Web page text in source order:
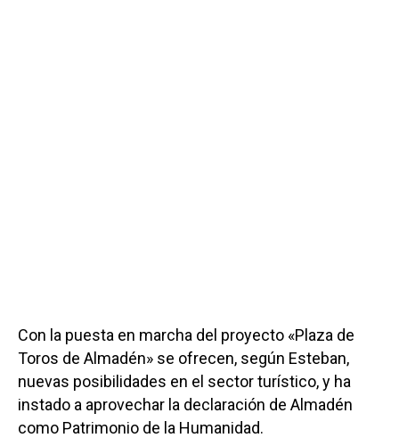
Con la puesta en marcha del proyecto «Plaza de
Toros de Almadén» se ofrecen, según Esteban,
nuevas posibilidades en el sector turístico, y ha
instado a aprovechar la declaración de Almadén
como Patrimonio de la Humanidad.